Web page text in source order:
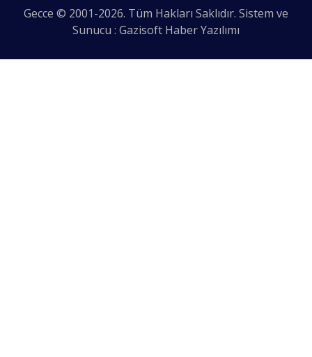
Gecce © 2001-2026. Tüm Hakları Saklıdır. Sistem ve
Sunucu : Gazisoft Haber Yazılımı